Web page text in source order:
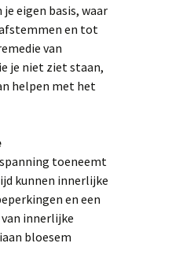
eigen basis, waar
en tot
van
je niet ziet staan,
helpen met het
toeneemt
kunnen innerlijke
en een
innerlijke
bloesem